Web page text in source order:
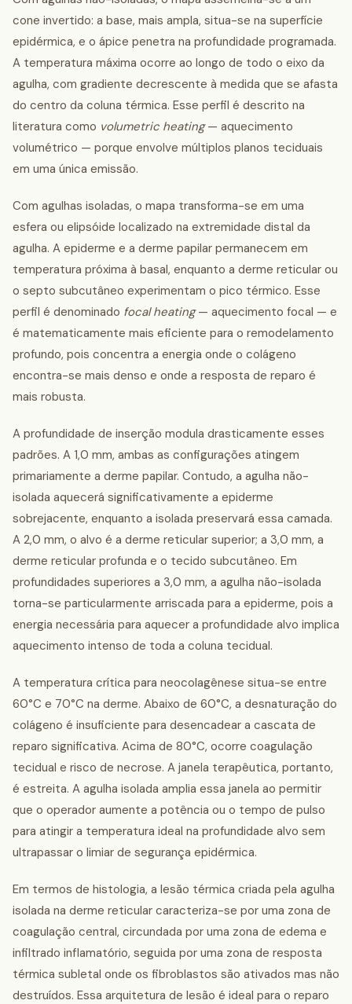
cone invertido: a base, mais ampla, situa-se na superfície
epidérmica, e o ápice penetra na profundidade programada.
A temperatura máxima ocorre ao longo de todo o eixo da
agulha, com gradiente decrescente à medida que se afasta
do centro da coluna térmica. Esse perfil é descrito na
literatura como volumetric heating— aquecimento
volumétrico — porque envolve múltiplos planos teciduais
em uma única emissão.
Com agulhas isoladas, o mapa transforma-se em uma
esfera ou elipsóide localizado na extremidade distal da
agulha. A epiderme e a derme papilar permanecem em
temperatura próxima à basal, enquanto a derme reticular ou
o septo subcutâneo experimentam o pico térmico. Esse
perfil é denominado focal heating— aquecimento focal — e
é matematicamente mais eficiente para o remodelamento
profundo, pois concentra a energia onde o colágeno
encontra-se mais denso e onde a resposta de reparo é
mais robusta.
A profundidade de inserção modula drasticamente esses
padrões. A 1,0 mm, ambas as configurações atingem
primariamente a derme papilar. Contudo, a agulha não-
isolada aquecerá significativamente a epiderme
sobrejacente, enquanto a isolada preservará essa camada.
A 2,0 mm, o alvo é a derme reticular superior; a 3,0 mm, a
derme reticular profunda e o tecido subcutâneo. Em
profundidades superiores a 3,0 mm, a agulha não-isolada
torna-se particularmente arriscada para a epiderme, pois a
energia necessária para aquecer a profundidade alvo implica
aquecimento intenso de toda a coluna tecidual.
A temperatura crítica para neocolagênese situa-se entre
60°C e 70°C na derme. Abaixo de 60°C, a desnaturação do
colágeno é insuficiente para desencadear a cascata de
reparo significativa. Acima de 80°C, ocorre coagulação
tecidual e risco de necrose. A janela terapêutica, portanto,
é estreita. A agulha isolada amplia essa janela ao permitir
que o operador aumente a potência ou o tempo de pulso
para atingir a temperatura ideal na profundidade alvo sem
ultrapassar o limiar de segurança epidérmica.
Em termos de histologia, a lesão térmica criada pela agulha
isolada na derme reticular caracteriza-se por uma zona de
coagulação central, circundada por uma zona de edema e
infiltrado inflamatório, seguida por uma zona de resposta
térmica subletal onde os fibroblastos são ativados mas não
destruídos. Essa arquitetura de lesão é ideal para o reparo